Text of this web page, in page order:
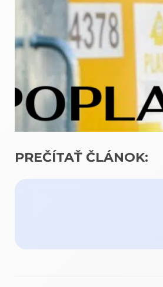
PREČÍTAŤ ČLÁNOK: